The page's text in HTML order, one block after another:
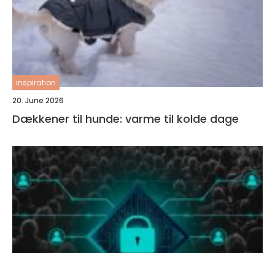
inspiration
20. June 2026
Dækkener til hunde: varme til kolde dage